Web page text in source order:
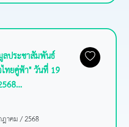
ลประชาสัมพันธ์
ไทยคู่ฟ้า" วันที่ 19
าคม / 2568